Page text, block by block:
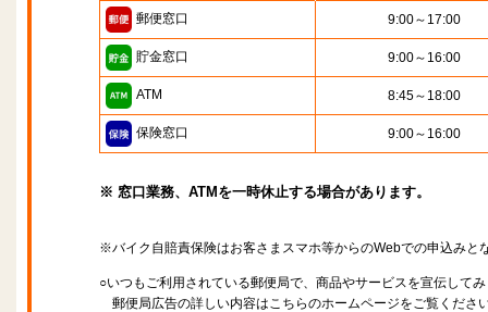
郵便窓口 9:00～17:00
貯金窓口 9:00～16:00
ATM 8:45～18:00
保険窓口 9:00～16:00
※ 窓口業務、ATMを一時休止する場合があります。
※バイク自賠責保険はお客さまスマホ等からのWebでの申込みと
○いつもご利用されている郵便局で、商品やサービスを宣伝して
郵便局広告の詳しい内容はこちらのホームページをご覧くださ